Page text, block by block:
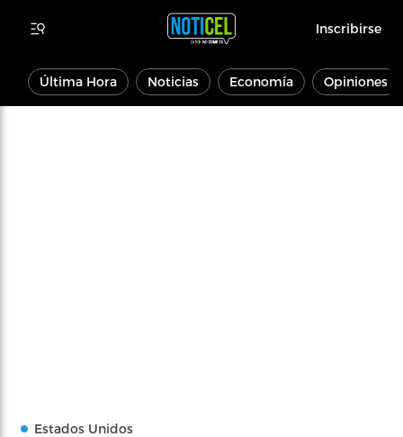
Inscribirse
Última Hora Noticias Economía Opiniones
Estados Unidos